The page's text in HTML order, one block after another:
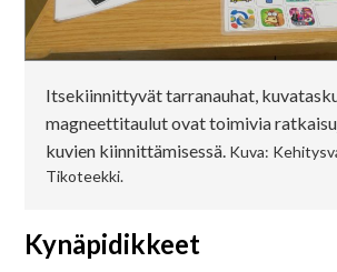
Itsekiinnittyvät tarranauhat,
magneettitaulut ovat toimivia
kuvien kiinnittämisessä.Kuva:
Tikoteekki.
Kynäpidikkeet